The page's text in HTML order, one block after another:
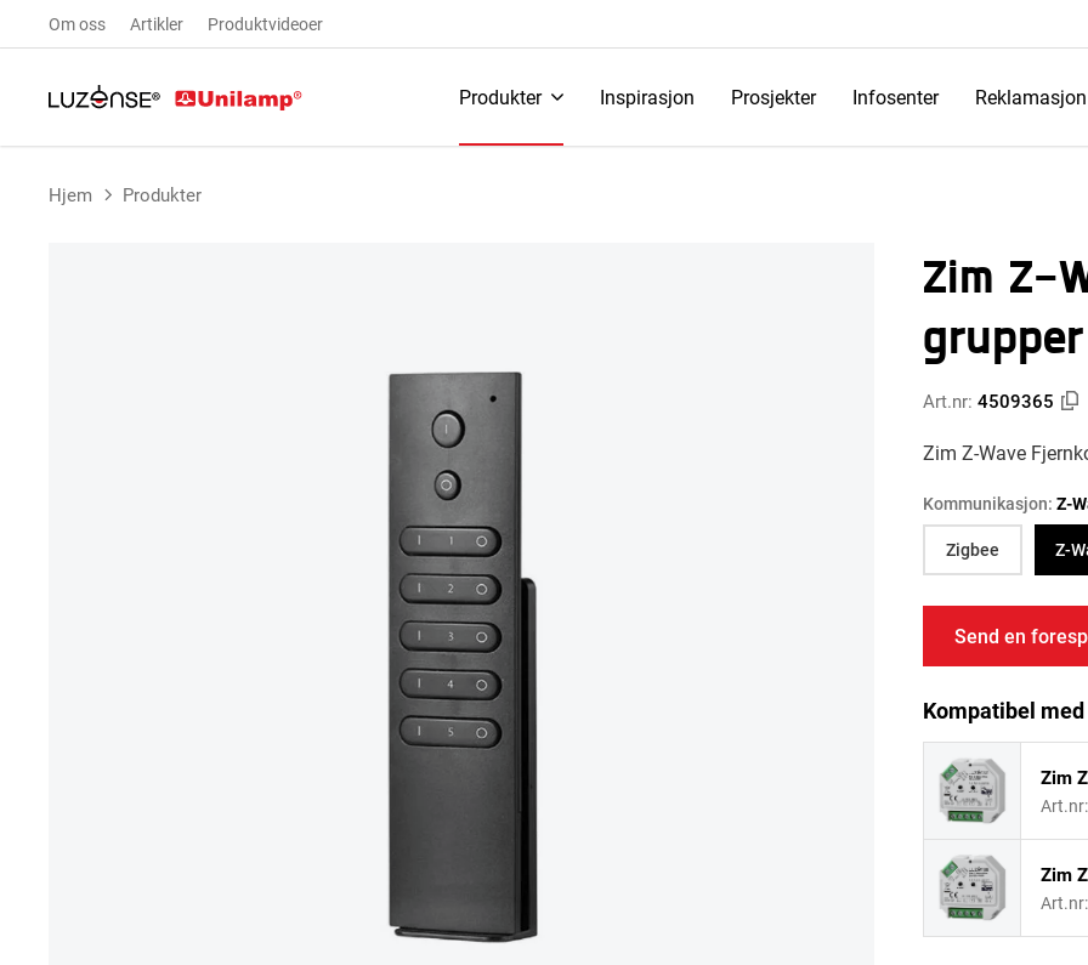
Om oss Artikler Produktvideoer
Produkter Inspirasjon Prosjekter Infosenter Reklamasjon
Hjem Produkter
Zim Z-
Art.nr: 4509365
Zim Z-Wave
Kommunikasjon: Z-
Zigbee
Z-
Send en
Kompatibel med
Zim
Zim